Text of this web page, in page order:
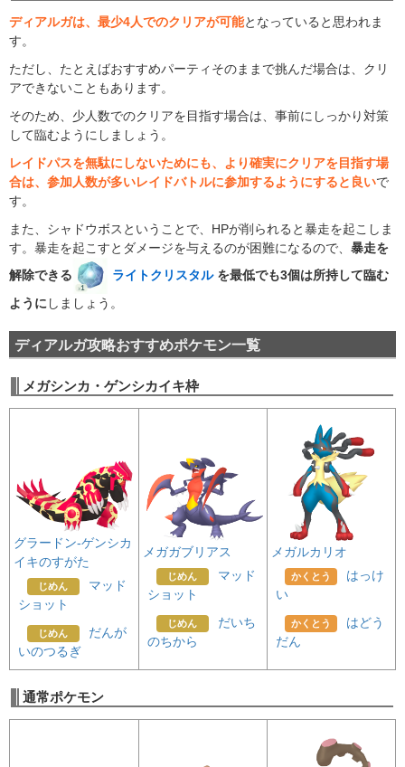
ディアルガは、最少4人でのクリアが可能となっていると思われま
す。
ただし、たとえばおすすめパーティそのままで挑んだ場合は、クリ
アできないこともあります。
そのため、少人数でのクリアを目指す場合は、事前にしっかり対策
して臨むようにしましょう。
レイドパスを無駄にしないためにも、より確実にクリアを目指す場
合は、参加人数が多いレイドバトルに参加するようにすると良いで
す。
また、シャドウボスということで、HPが削られると暴走を起こしま
す。暴走を起こすとダメージを与えるのが困難になるので、 暴走を
解除できる
ライトクリスタルを最低でも3個は所持して臨む
ように しましょう。
ディアルガ攻略おすすめポケモン一覧
メガシンカ・ゲンシカイキ枠
グラードン-ゲンシカ
イキのすがた
じめん
マッド
ショット
じめん
だんが
いのつるぎ
メガガブリアス
じめん
マッド
ショット
じめん
だいち
のちから
メガルカリオ
かくとう
はっけ
い
かくとう
はどう
だん
通常ポケモン